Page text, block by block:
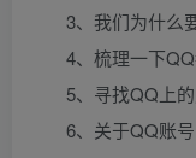
3、我们为什么
4、梳理一下QQ
5、寻找QQ上的
6、关于QQ账号